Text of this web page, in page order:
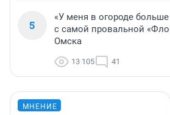
5
«У меня в огороде больше
с самой провальной
Омска
13 105 41
МНЕНИЕ